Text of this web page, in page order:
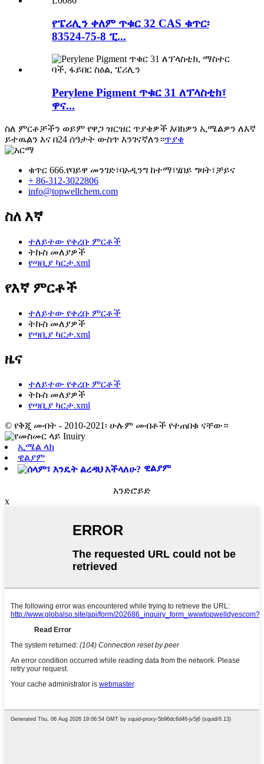
የፔሪሊን ቀለም ጥቁር 32 CAS ቁጥር፡
83524-75-8 ፒ...
Perylene Pigment ጥቁር 31 ለፕላስቲክ፣
ዋና...
ስለ ምርቶቻችን ወይም የዋጋ ዝርዝር ጥያቄዎች እባክዎን ኢሜልዎን ለእኛ
ይተዉልን እና በ24 ሰዓታት ውስጥ እንገናኛለን።ጥያቄ
ቁጥር 666.የባይዋ መንገድ፣ባኦዲንግ ከተማ፣ሄበይ ግዛት፣ቻይና
+ 86-312-3022806
info@topwellchem.com
ስለ እኛ
ተለይተው የቀረቡ ምርቶች
ትኩስ መለያዎች
የጣቢያ ካርታ.xml
የእኛ ምርቶች
ተለይተው የቀረቡ ምርቶች
ትኩስ መለያዎች
የጣቢያ ካርታ.xml
ዜና
ተለይተው የቀረቡ ምርቶች
ትኩስ መለያዎች
የጣቢያ ካርታ.xml
© የቅጂ መብት - 2010-2021፡ ሁሉም መብቶች የተጠበቁ ናቸው።
ኢሜል ላክ
ዊልያም
ዊልያም
አንድሮይድ
x